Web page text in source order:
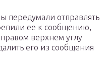
передумали отправлять
ее к сообщению,
верхнем углу
его из сообщения